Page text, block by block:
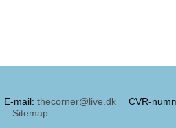
E-mail: thecorner@live.dk CVR-
Sitemap